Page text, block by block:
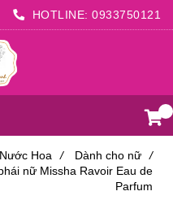
HOTLINE: 0933750121
Nước Hoa / Dành cho nữ
/
nữ Missha Ravoir Eau de
Parfum